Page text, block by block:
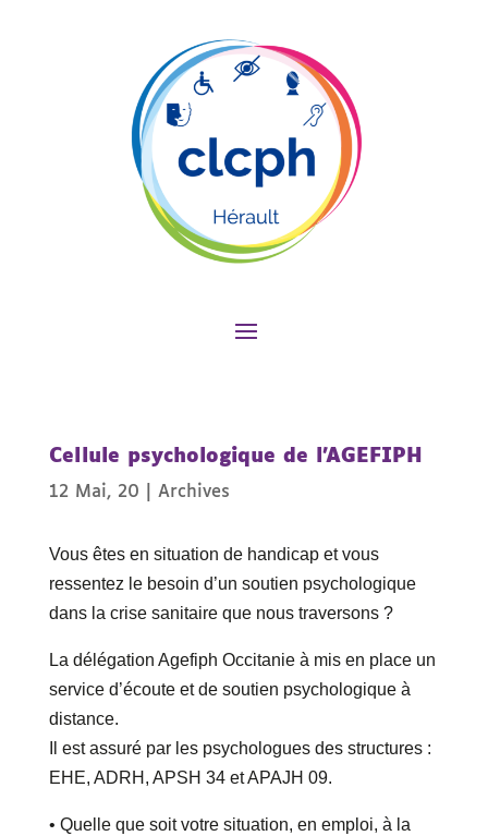
Cellule psychologique de l’AGEFIPH
12 Mai, 20 Archives
Vous êtes en situation de handicap et vous
ressentez le besoin d’un soutien psychologique
dans la crise sanitaire que nous traversons ?
La délégation Agefiph Occitanie à mis en place un
service d’écoute et de soutien psychologique à
distance.
Il est assuré par les psychologues des structures :
EHE, ADRH, APSH 34 et APAJH 09.
• Quelle que soit votre situation, en emploi, à la